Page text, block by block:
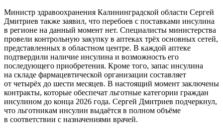
Министр здравоохранения Калининградской области Сергей
Дмитриев также заявил, что перебоев с поставками инсулина
в регионе на данный момент нет. Специалисты министерства
провели контрольную закупку в аптеках трёх основных сетей,
представленных в областном центре. В каждой аптеке
подтвердили наличие инсулина и возможность его
последующего приобретения. Кроме того, запас инсулина
на складе фармацевтической организации составляет
от четырёх до шести месяцев. В настоящий момент заключены
контракты, которые обеспечат льготные категории граждан
инсулином до конца 2026 года. Сергей Дмитриев подчеркнул,
что льготникам инсулин выдаётся в полном объёме
в соответствии с назначениями врачей.